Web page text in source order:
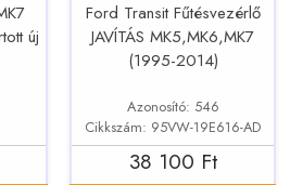
új
Ford Transit Fűtésvezérlő
JAVÍTÁS MK5,MK6,MK7
(1995-2014)
Azonosító: 546
Cikkszám: 95VW-19E616-AD
38 100 Ft